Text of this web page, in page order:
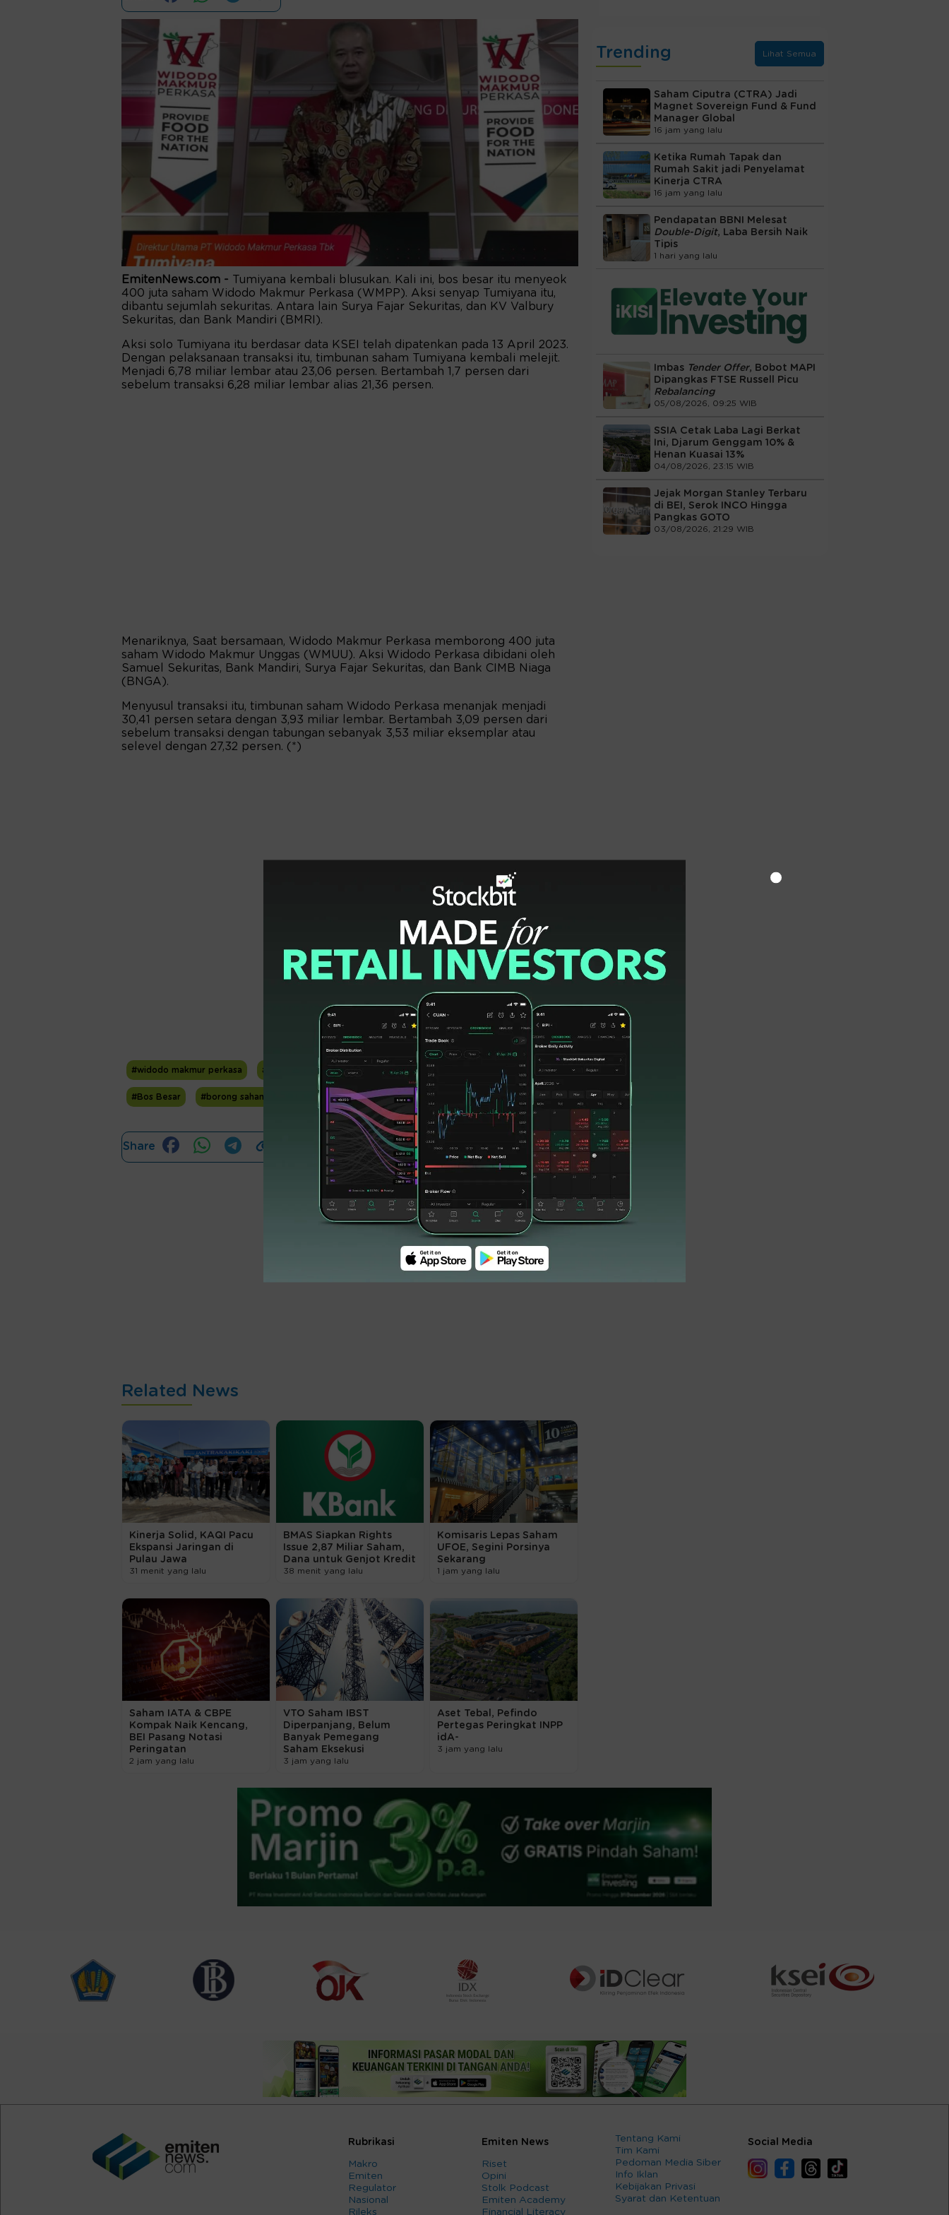
EmitenNews.com -
Tumiyana kembali blusukan. Kali ini, bos besar itu menyeok
400 juta saham Widodo Makmur Perkasa (WMPP). Aksi senyap Tumiyana itu,
dibantu sejumlah sekuritas. Antara lain Surya Fajar Sekuritas, dan KV Valbury
Sekuritas, dan Bank Mandiri (BMRI).
Aksi solo Tumiyana itu berdasar data KSEI telah dipatenkan pada 13 April 2023.
Dengan pelaksanaan transaksi itu, timbunan saham Tumiyana kembali melejit.
Menjadi 6,78 miliar lembar atau 23,06 persen. Bertambah 1,7 persen dari
sebelum transaksi 6,28 miliar lembar alias 21,36 persen.
Menariknya, Saat bersamaan, Widodo Makmur Perkasa memborong 400 juta
saham Widodo Makmur Unggas (WMUU). Aksi Widodo Perkasa dibidani oleh
Samuel Sekuritas, Bank Mandiri, Surya Fajar Sekuritas, dan Bank CIMB Niaga
(BNGA).
Menyusul transaksi itu, timbunan saham Widodo Perkasa menanjak menjadi
30,41 persen setara dengan 3,93 miliar lembar. Bertambah 3,09 persen dari
sebelum transaksi dengan tabungan sebanyak 3,53 miliar eksemplar atau
selevel dengan 27,32 persen. (*)
#widodo makmur perkasa #wmpp #widodo makmur unggas #tumiyana
#Bos Besar #borong saham #Aksi Senyap #400 juta lembar
Share
Related News
Kinerja Solid, KAQI Pacu
Ekspansi Jaringan di
Pulau Jawa
31 menit yang lalu
BMAS Siapkan Rights
Issue 2,87 Miliar Saham,
Dana untuk Genjot Kredit
38 menit yang lalu
Komisaris Lepas Saham
UFOE, Segini Porsinya
Sekarang
1 jam yang lalu
Saham IATA & CBPE
Kompak Naik Kencang,
BEI Pasang Notasi
Peringatan
2 jam yang lalu
VTO Saham IBST
Diperpanjang, Belum
Banyak Pemegang
Saham Eksekusi
3 jam yang lalu
Aset Tebal, Pefindo
Pertegas Peringkat INPP
idA-
3 jam yang lalu
Trending Lihat Semua
Saham Ciputra (CTRA) Jadi
Magnet Sovereign Fund & Fund
Manager Global
16 jam yang lalu
Ketika Rumah Tapak dan
Rumah Sakit jadi Penyelamat
Kinerja CTRA
16 jam yang lalu
Pendapatan BBNI Melesat
Double-Digit, Laba Bersih Naik
Tipis
1 hari yang lalu
Imbas Tender Offer, Bobot MAPI
Dipangkas FTSE Russell Picu
Rebalancing
05/08/2026, 09:25 WIB
SSIA Cetak Laba Lagi Berkat
Ini, Djarum Genggam 10% &
Henan Kuasai 13%
04/08/2026, 23:15 WIB
Jejak Morgan Stanley Terbaru
di BEI, Serok INCO Hingga
Pangkas GOTO
03/08/2026, 21:29 WIB
Rubrikasi
Makro
Emiten
Regulator
Nasional
Rileks
Emiten News
Riset
Opini
Stolk Podcast
Emiten Academy
Financial Literacy
Tentang Kami
Tim Kami
Pedoman Media Siber
Info Iklan
Kebijakan Privasi
Syarat dan Ketentuan
Social Media